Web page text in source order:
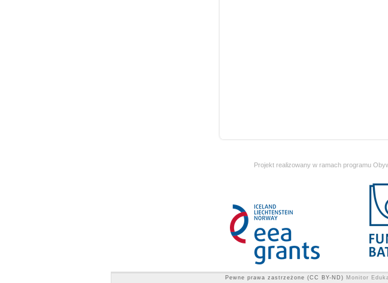
Projekt realizowany w ramach programu
Pewne prawa zastrzeżone (CC BY-ND) Monitor